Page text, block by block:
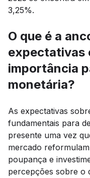
3,25%.
O que é a
expectativas
importância
monetária?
As expectativas
fundamentais para
presente uma vez
mercado
poupança e
percepções sobre o